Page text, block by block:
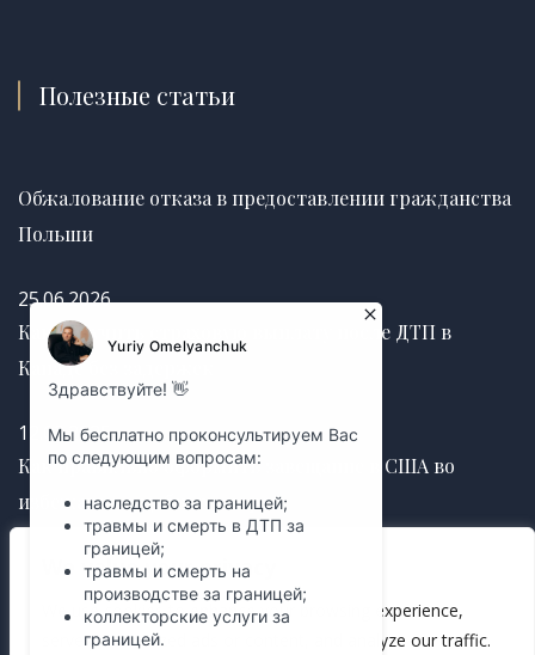
We value your privacy
We use cookies to enhance your browsing experience,
serve personalized ads or content, and analyze our traffic.
Полезные статьи
Обжалование отказа в предоставлении гражданства
Польши
25.06.2026
Как получить страховую выплату после ДТП в
Канаде без задержек
12.03.2025
Как правильно оформить завещание в США во
избежание судебных споров
12.03.2025